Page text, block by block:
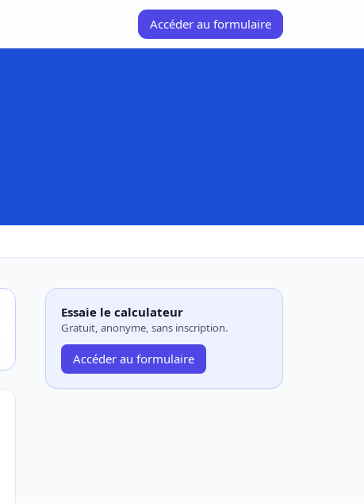
Accéder au formulaire
Essaie le calculateur
Gratuit, anonyme, sans inscription.
Accéder au formulaire